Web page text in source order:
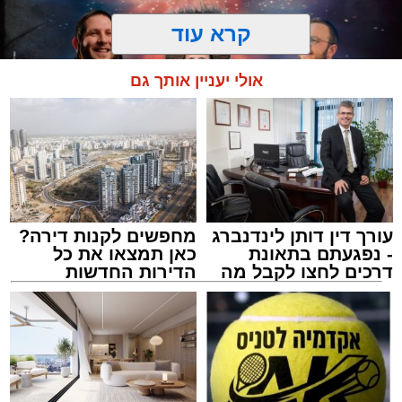
הארוע, במסגרת ארועי 'מעגלים', יתקיים בבית
הכנסת 'חניכי הישיבות' רובע ג', ביום שלישי הקרוב
לאחר הארוע יתקיים רב שיח וכן פלפול תלמודי
בריתחא דאורייתא בעומקא דשמעתתא.
המרכז למורשת
מנהל האתר / 10:42 06.08.26
קרא עוד
אולי יעניין אותך גם
עורך דין דותן לינדנברג
- נפגעתם בתאונת
דרכים לחצו לקבל מה
שמגיע לכם
מחפשים לקנות דירה?
כאן תמצאו את כל
הדירות החדשות
למכירה באשדוד >>>